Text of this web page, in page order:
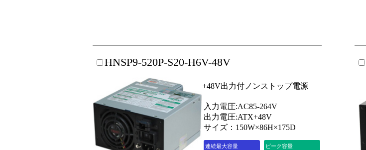
HNSP9-520P-S20-H6V-48V
+48V出力付ノンストップ電源
入力電圧:AC85-264V
出力電圧:ATX+48V
サイズ：150W×86H×175D
連続最大容量 ピーク容量